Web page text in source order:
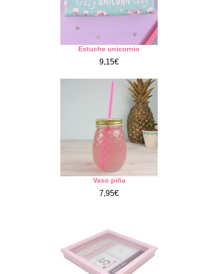
Estuche unicornio
9,15€
Vaso piña
7,95€